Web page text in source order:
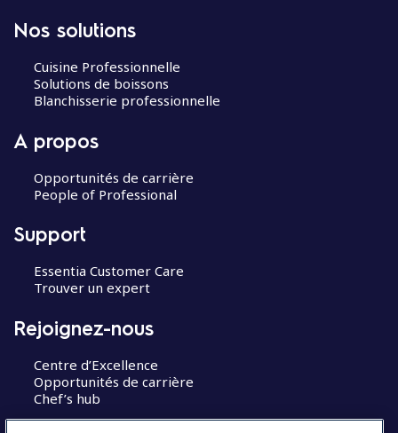
Nos solutions
Cuisine Professionnelle
Solutions de boissons
Blanchisserie professionnelle
A propos
Opportunités de carrière
People of Professional
Support
Essentia Customer Care
Trouver un expert
Rejoignez-nous
Centre d’Excellence
Opportunités de carrière
Chef’s hub